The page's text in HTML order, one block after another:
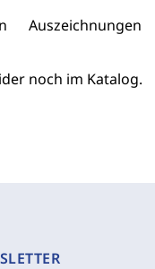
Auszeichnungen
noch im Katalog.